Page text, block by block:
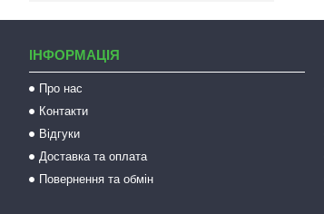
ІНФОРМАЦІЯ
Про нас
Контакти
Відгуки
Доставка та оплата
Повернення та обмін